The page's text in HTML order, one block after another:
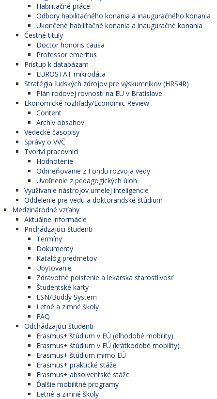
Habilitačné práce
Odbory habilitačného konania a inauguračného konania
Ukončené habilitačné konania a inauguračné konania
Čestné tituly
Doctor honoris causa
Professor emeritus
Prístup k databázam
EUROSTAT mikrodáta
Stratégia ľudských zdrojov pre výskumníkov (HRS4R)
Plán rodovej rovnosti na EU v Bratislave
Ekonomické rozhľady/Economic Review
Content
Archív obsahov
Vedecké časopisy
Správy o VVČ
Tvoriví pracovníci
Hodnotenie
Odmeňovanie z Fondu rozvoja vedy
Uvoľnenie z pedagogických úloh
Využívanie nástrojov umelej inteligencie
Oddelenie pre vedu a doktorandské štúdium
Medzinárodné vzťahy
Aktuálne informácie
Prichádzajúci študenti
Termíny
Dokumenty
Katalóg predmetov
Ubytovanie
Zdravotné poistenie a lekárska starostlivosť
Študentské karty
ESN/Buddy System
Letné a zimné školy
FAQ
Odchádzajúci študenti
Erasmus+ štúdium v EÚ (dlhodobé mobility)
Erasmus+ štúdium v EÚ (krátkodobé mobility)
Erasmus+ štúdium mimo EÚ
Erasmus+ praktické stáže
Erasmus+ absolventské stáže
Ďalšie mobilitné programy
Letné a zimné školy